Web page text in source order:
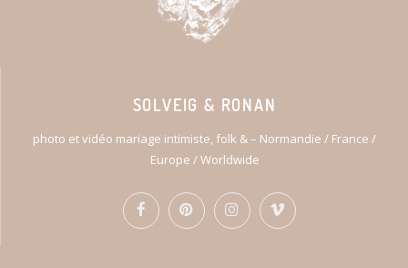
SOLVEIG & RONAN
photo et vidéo mariage intimiste, folk & – Normandie / France /
Europe / Worldwide